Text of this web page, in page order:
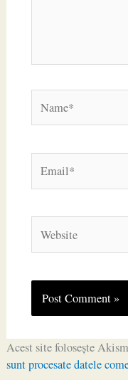
Acest site folosește
sunt procesate datele